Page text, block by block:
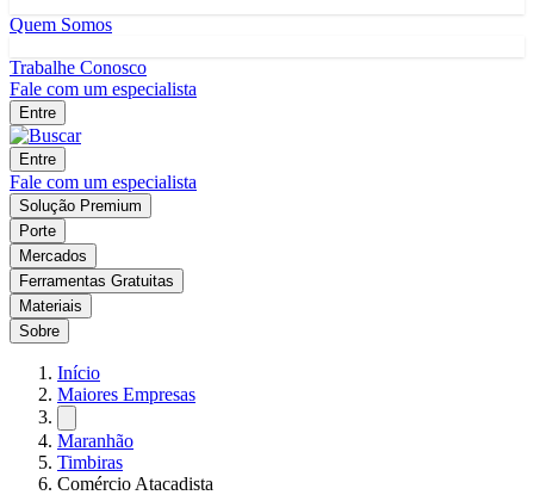
Quem Somos
Trabalhe Conosco
Fale com um especialista
Entre
Entre
Fale com um especialista
Solução Premium
Porte
Mercados
Ferramentas Gratuitas
Materiais
Sobre
Início
Maiores Empresas
Maranhão
Timbiras
Comércio Atacadista